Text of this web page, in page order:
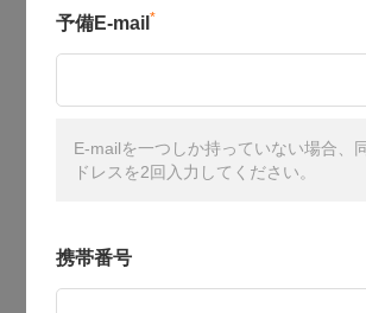
予備E-mail *
E-mailを一つしか持っていない場合、
ドレスを2回入力してください。
携帯番号